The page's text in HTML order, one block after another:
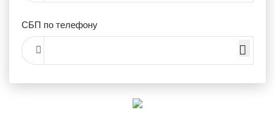
СБП по телефону